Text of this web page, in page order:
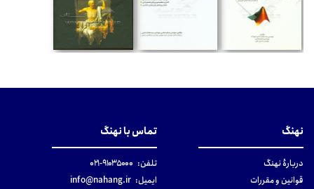
نهنگ
دربارهٔ نهنگ
قوانین و مقررات
تماس با نهنگ
تلفن: ۹۱۰۳۵۰۰۰-۰۲۱
ایمیل: info@nahang.ir